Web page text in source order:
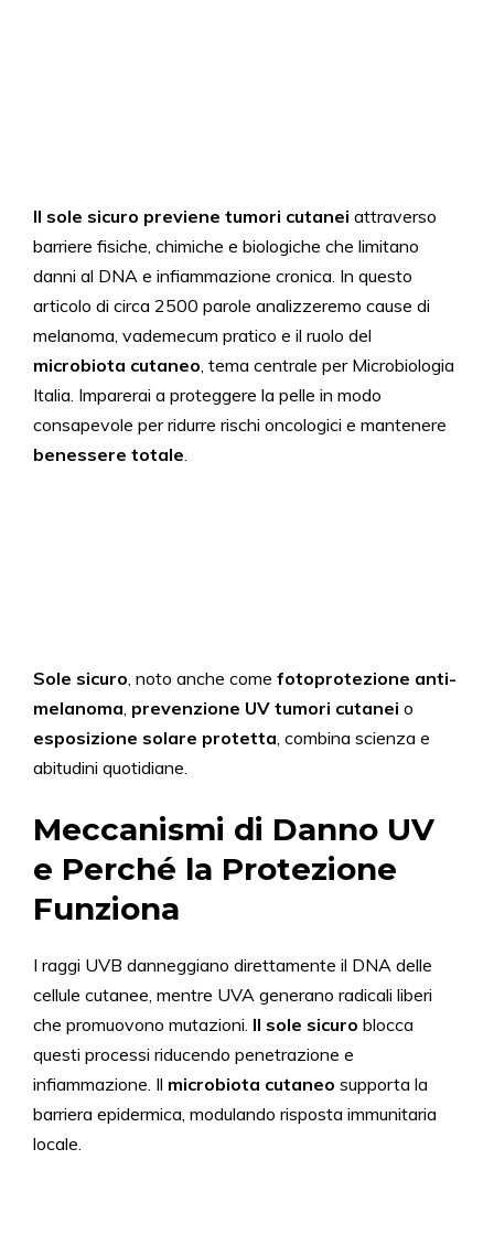
Il sole sicuro previene tumori cutanei attraverso
barriere fisiche, chimiche e biologiche che limitano
danni al DNA e infiammazione cronica. In questo
articolo di circa 2500 parole analizzeremo cause di
melanoma, vademecum pratico e il ruolo del
microbiota cutaneo, tema centrale per Microbiologia
Italia. Imparerai a proteggere la pelle in modo
consapevole per ridurre rischi oncologici e mantenere
benessere totale.
Sole sicuro, noto anche come fotoprotezione anti-
melanoma, prevenzione UV tumori cutanei o
esposizione solare protetta, combina scienza e
abitudini quotidiane.
Meccanismi di Danno UV
e Perché la Protezione
Funziona
I raggi UVB danneggiano direttamente il DNA delle
cellule cutanee, mentre UVA generano radicali liberi
che promuovono mutazioni. Il sole sicuro blocca
questi processi riducendo penetrazione e
infiammazione. Il microbiota cutaneo supporta la
barriera epidermica, modulando risposta immunitaria
locale.